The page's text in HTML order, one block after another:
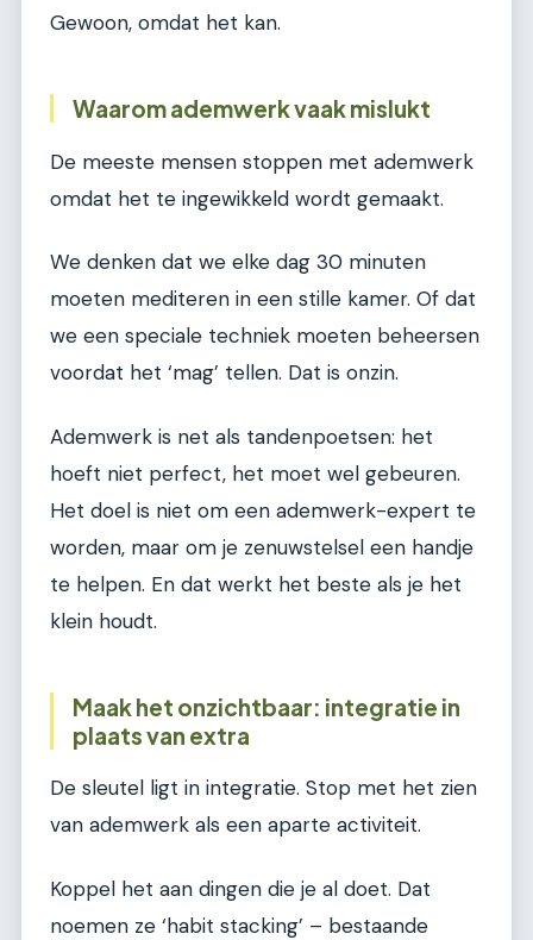
Gewoon, omdat het kan.
Waarom ademwerk vaak mislukt
De meeste mensen stoppen met ademwerk
omdat het te ingewikkeld wordt gemaakt.
We denken dat we elke dag 30 minuten
moeten mediteren in een stille kamer. Of dat
we een speciale techniek moeten beheersen
voordat het ‘mag’ tellen. Dat is onzin.
Ademwerk is net als tandenpoetsen: het
hoeft niet perfect, het moet wel gebeuren.
Het doel is niet om een ademwerk-expert te
worden, maar om je zenuwstelsel een handje
te helpen. En dat werkt het beste als je het
klein houdt.
Maak het onzichtbaar: integratie in
plaats van extra
De sleutel ligt in integratie. Stop met het zien
van ademwerk als een aparte activiteit.
Koppel het aan dingen die je al doet. Dat
noemen ze ‘habit stacking’ – bestaande